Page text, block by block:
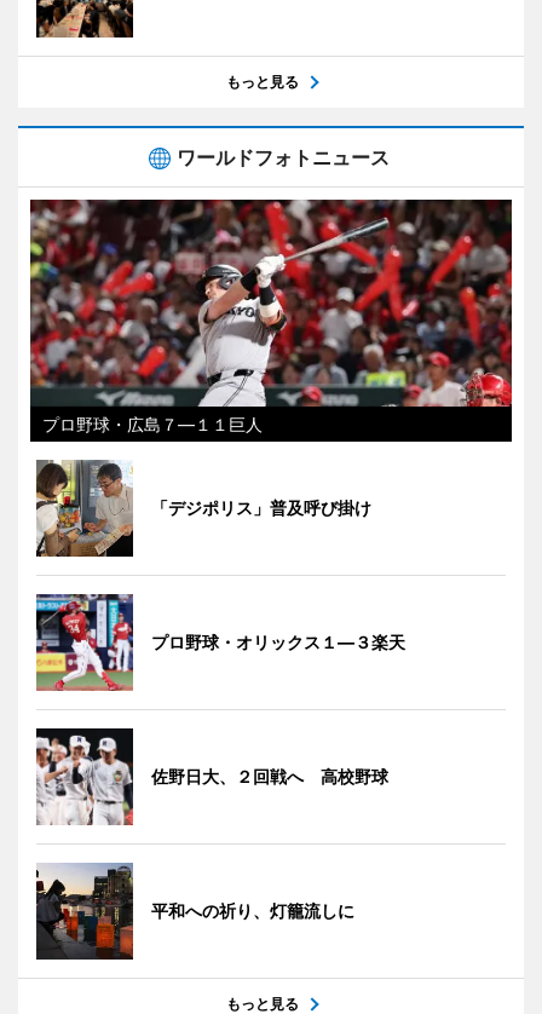
もっと見る
ワールドフォトニュース
プロ野球・広島７―１１巨人
「デジポリス」普及呼び掛け
プロ野球・オリックス１―３楽天
佐野日大、２回戦へ 高校野球
平和への祈り、灯籠流しに
もっと見る